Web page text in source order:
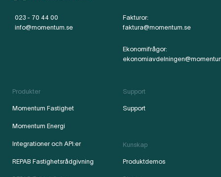
023 - 70 44 00
info@momentum.se
Fakturor:
faktura@momentum.se
Ekonomifrågor:
Produkter
Momentum Fastighet
Momentum Energi
Integrationer och API:er
REPAB Fastighetsrådgivning
Support
Support
Kunskap
Produktdemos